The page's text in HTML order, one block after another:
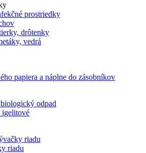
prostriedky
drôtenky
vedrá
papiera a náplne do zásobníkov
odpad
igelitové
riadu
riadu